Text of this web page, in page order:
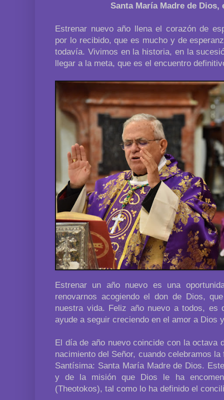
Santa María Madre de Dios,
Estrenar nuevo año llena el corazón de
por lo recibido, que es mucho y de
todavía. Vivimos en la historia, en la
llegar a la meta, que es el encuentro
Estrenar un año nuevo es una
renovarnos acogiendo el don de Dios,
nuestra vida. Feliz año nuevo a todos, es
ayude a seguir creciendo en el amor a Dios
El día de año nuevo coincide con la octava
nacimiento del Señor, cuando celebramos
Santísima: Santa María Madre de Dios.
y de la misión que Dios le ha
(Theotokos), tal como lo ha definido el